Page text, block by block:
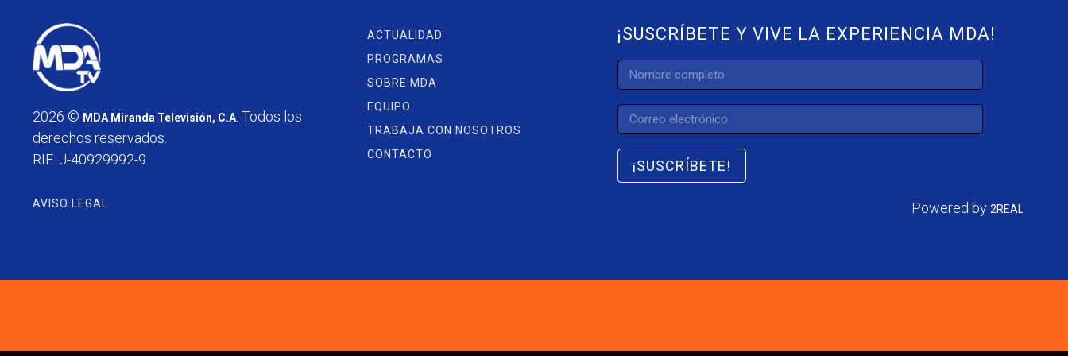
2026 © MDA Miranda Televisión, C.A . Todos los
derechos reservados.
RIF: J-40929992-9
AVISO LEGAL
ACTUALIDAD
PROGRAMAS
SOBRE MDA
EQUIPO
TRABAJA CON NOSOTROS
CONTACTO
¡SUSCRÍBETE Y VIVE LA EXPERIENCIA MDA!
¡SUSCRÍBETE!
Powered by 2REAL